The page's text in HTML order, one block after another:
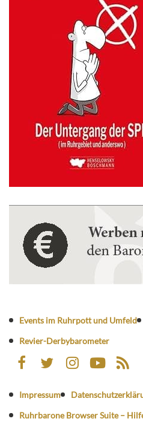
Events im Ruhrpott und Umfeld
Revier-Derbybarometer
Impressum
Ruhrbarone Browser Suite –